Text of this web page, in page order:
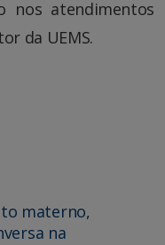
nos atendimentos
da UEMS.
materno,
na